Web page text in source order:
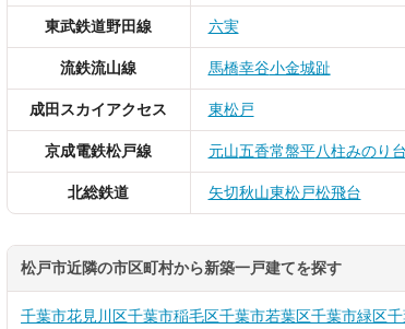
東武鉄道野田線 六実
流鉄流山線 馬橋幸谷小金城趾
成田スカイアクセス 東松戸
京成電鉄松戸線 元山五香常盤平八柱みのり台
北総鉄道 矢切秋山東松戸松飛台
松戸市近隣の市区町村から新築一戸建てを探す
千葉市花見川区千葉市稲毛区千葉市若葉区千葉市緑区